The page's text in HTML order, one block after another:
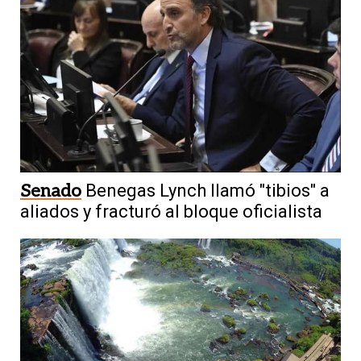
Senado Benegas Lynch llamó "tibios" a
aliados y fracturó al bloque oficialista